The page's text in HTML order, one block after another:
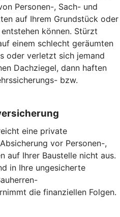
Personen-, Sach- und
auf Ihrem Grundstück oder
können. Stürzt
einem schlecht geräumten
oder verletzt sich jemand
Dachziegel, dann haften
bzw.
eine private
vor Personen-,
auf Ihrer Baustelle nicht aus.
in Ihre ungesicherte
die finanziellen Folgen.